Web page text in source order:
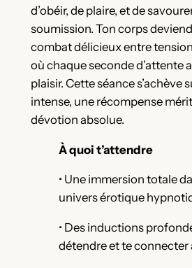
d’obéir, de plaire, et de
soumission. Ton corps
combat délicieux entre
où chaque seconde d’attente
plaisir. Cette séance s’achève
intense, une récompense
dévotion absolue.
À quoi t’attendre
• Une immersion totale
univers érotique
• Des inductions
détendre et te connecter